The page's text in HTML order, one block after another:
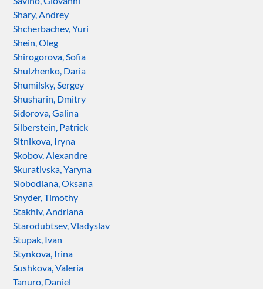
Shary, Andrey
Shcherbachev, Yuri
Shein, Oleg
Shirogorova, Sofia
Shulzhenko, Daria
Shumilsky, Sergey
Shusharin, Dmitry
Sidorova, Galina
Silberstein, Patrick
Sitnikova, Iryna
Skobov, Alexandre
Skurativska, Yaryna
Slobodiana, Oksana
Snyder, Timothy
Stakhiv, Andriana
Starodubtsev, Vladyslav
Stupak, Ivan
Stynkova, Irina
Sushkova, Valeria
Tanuro, Daniel